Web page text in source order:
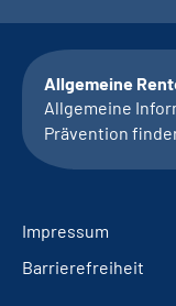
Allgemeine
Allgemeine
Prävention
Impressum
Barrierefreiheit